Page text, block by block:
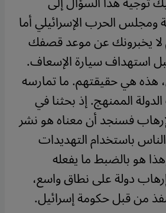
ومجلس الحرب الإسرائيلي أما
لا يخبرونك عن موعد قصفك
استهداف سيارة الإسعاف.
هذه هي حقيقتهم. ما تمارسه
الممنهج. إذ بحثنا في
فسنجد أن معناه هو نشر
باستخدام التهديدات
هو بالضبط ما يفعله
دولة على نطاق واسع،
من قبل حكومة إسرائيل.